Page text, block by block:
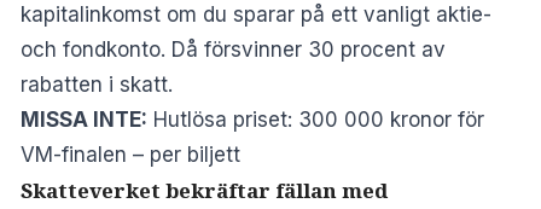
kapitalinkomst om du sparar på ett vanligt aktie-
och fondkonto. Då försvinner 30 procent av
rabatten i skatt.
MISSA INTE: Hutlösa priset: 300 000 kronor för
VM-finalen – per biljett
Skatteverket bekräftar fällan med